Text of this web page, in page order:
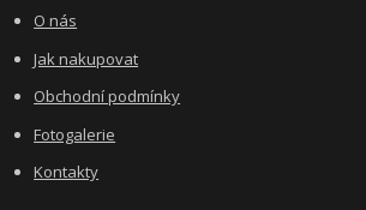
O nás
Jak nakupovat
Obchodní podmínky
Fotogalerie
Kontakty